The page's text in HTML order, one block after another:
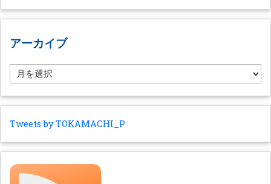
アーカイブ
ー
カ
イ
ブ
Tweets by TOKAMACHI_P